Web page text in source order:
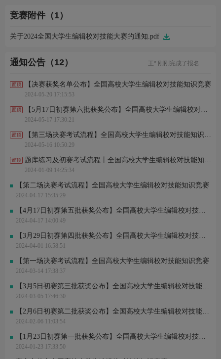
竞赛附件（1）
关于2024全国大学生编辑校对技能大赛的通知.pdf
通知公告（12）
李*锜 刚刚完成了报名
王* 刚刚完成了报名
许*辉 刚刚完成了报名
用*6 刚刚进行了关注
高*镯 刚刚完成了报名
胡*豪 刚刚进行了关注
王*涵 刚刚完成了报名
【决赛获奖名单公布】全国高校大学生编辑校对技能知识竞赛
2024-05-20 17:15:53
【5月17日初赛第六批获奖公布】全国高校大学生编辑校对技能知识竞赛
2024-05-17 17:30:21
【第三场决赛考试流程】全国高校大学生编辑校对技能知识竞赛
2024-05-16 10:50:29
题库练习及初赛考试流程丨全国高校大学生编辑校对技能知识竞赛
2024-01-09 14:25:34
【第二场决赛考试流程】全国高校大学生编辑校对技能知识竞赛
2024-04-17 15:35:29
【4月17日初赛第五批获奖公布】全国高校大学生编辑校对技能知识竞赛
2024-04-17 14:00:49
【3月29日初赛第四批获奖公布】全国高校大学生编辑校对技能知识竞赛
2024-04-01 16:58:51
【第一场决赛考试流程】全国高校大学生编辑校对技能知识竞赛
2024-03-14 17:38:37
【3月5日初赛第三批获奖公布】全国高校大学生编辑校对技能知识竞赛
2024-03-05 17:46:30
【2月6日初赛第二批获奖公布】全国高校大学生编辑校对技能知识竞赛
2024-02-06 11:03:54
【1月23日初赛第一批获奖公布】全国高校大学生编辑校对技能知识竞赛
2024-01-23 17:33:50